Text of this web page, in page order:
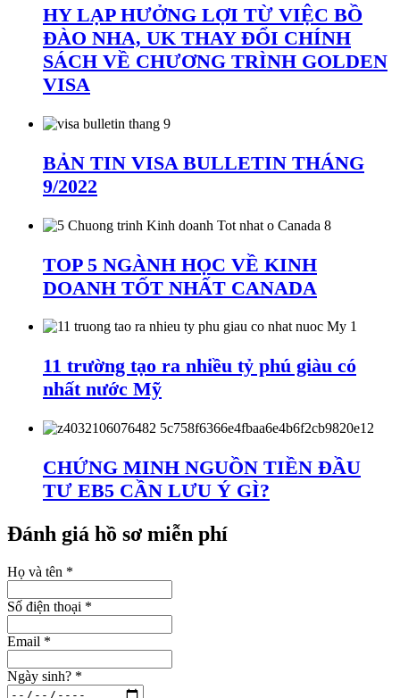
HY LẠP HƯỞNG LỢI TỪ VIỆC BỒ
ĐÀO NHA, UK THAY ĐỔI CHÍNH
SÁCH VỀ CHƯƠNG TRÌNH GOLDEN
VISA
BẢN TIN VISA BULLETIN THÁNG
9/2022
TOP 5 NGÀNH HỌC VỀ KINH
DOANH TỐT NHẤT CANADA
11 trường tạo ra nhiều tỷ phú giàu có
nhất nước Mỹ
CHỨNG MINH NGUỒN TIỀN ĐẦU
TƯ EB5 CẦN LƯU Ý GÌ?
Đánh giá hồ sơ miễn phí
Họ và tên *
Số điện thoại *
Email *
Ngày sinh? *